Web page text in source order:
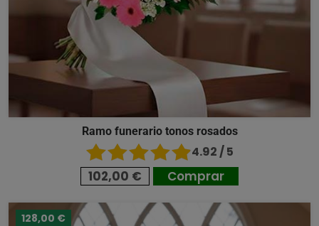
Ramo funerario tonos rosados
4.92 / 5
102,00 € Comprar
128,00 €